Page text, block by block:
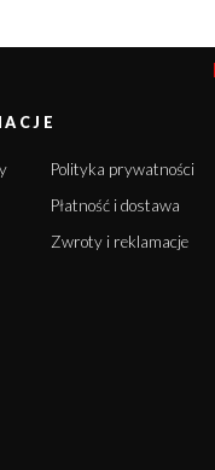
Polityka prywatności
Płatność i dostawa
Zwroty i reklamacje